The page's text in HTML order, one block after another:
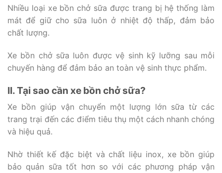
Nhiều loại xe bồn chở sữa được trang bị hệ thống làm
mát để giữ cho sữa luôn ở nhiệt độ thấp, đảm bảo
chất lượng.
Xe bồn chở sữa luôn được vệ sinh kỹ lưỡng sau mỗi
chuyến hàng để đảm bảo an toàn vệ sinh thực phẩm.
II. Tại sao cần xe bồn chở sữa?
Xe bồn giúp vận chuyển một lượng lớn sữa từ các
trang trại đến các điểm tiêu thụ một cách nhanh chóng
và hiệu quả.
Nhờ thiết kế đặc biệt và chất liệu inox, xe bồn giúp
bảo quản sữa tốt hơn so với các phương pháp vận